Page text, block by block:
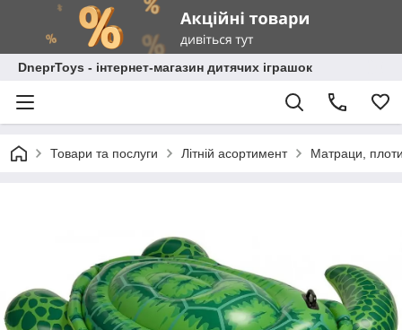
DneprToys - інтернет-магазин дитячих іграшок
Товари та послуги Літній асортимент Матраци,